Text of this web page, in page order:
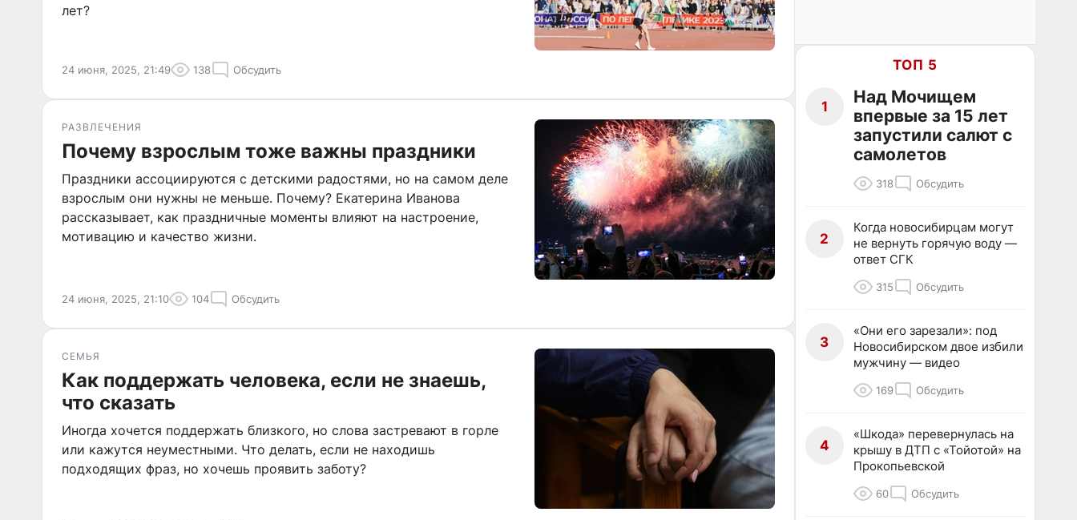
лет?
24 июня, 2025, 21:49 138 Обсудить
РАЗВЛЕЧЕНИЯ
Почему взрослым тоже важны праздники
Праздники ассоциируются с детскими радостями, но на самом деле
взрослым они нужны не меньше. Почему? Екатерина Иванова
рассказывает, как праздничные моменты влияют на настроение,
мотивацию и качество жизни.
24 июня, 2025, 21:10 104 Обсудить
СЕМЬЯ
Как поддержать человека, если не знаешь,
что сказать
Иногда хочется поддержать близкого, но слова застревают в горле
или кажутся неуместными. Что делать, если не находишь
подходящих фраз, но хочешь проявить заботу?
ТОП 5
1
Над Мочищем
впервые за 15 лет
запустили салют с
самолетов
318 Обсудить
2
Когда новосибирцам могут
не вернуть горячую воду —
ответ СГК
315 Обсудить
3
«Они его зарезали»: под
Новосибирском двое избили
мужчину — видео
169 Обсудить
4
«Шкода» перевернулась на
крышу в ДТП с «Тойотой» на
Прокопьевской
60 Обсудить